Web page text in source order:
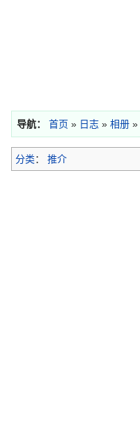
导航： 首页 » 日志 » 相册 »
分类： 推介